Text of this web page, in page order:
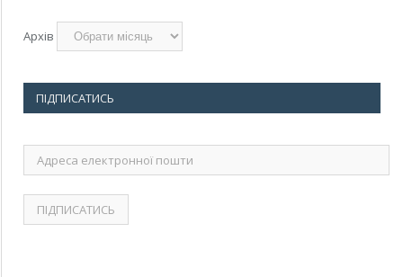
Архів
ПІДПИСАТИСЬ
Адреса
електронної